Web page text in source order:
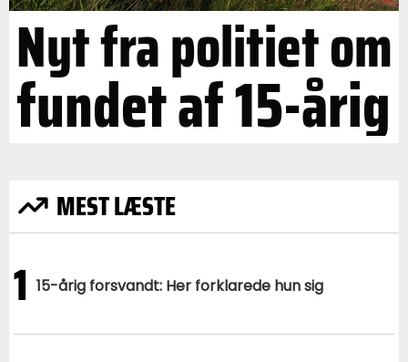
Nyt fra politiet om
fundet af 15-årig
MEST LÆSTE
1 15-årig forsvandt: Her forklarede hun sig